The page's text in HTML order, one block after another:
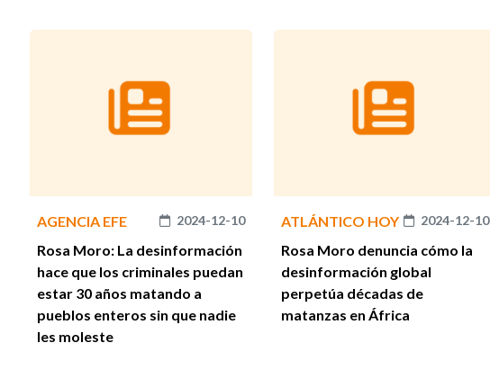
AGENCIA EFE 2024-12-10
Rosa Moro: La desinformación
hace que los criminales puedan
estar 30 años matando a
pueblos enteros sin que nadie
les moleste
ATLÁNTICO HOY 2024-12-10
Rosa Moro denuncia cómo la
desinformación global
perpetúa décadas de
matanzas en África